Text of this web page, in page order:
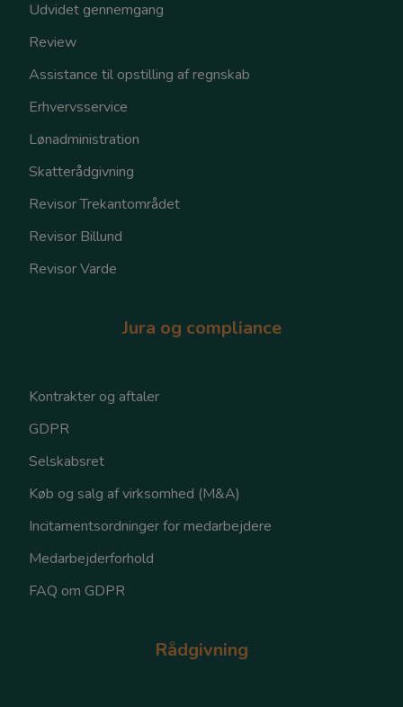
Udvidet gennemgang
Review
Assistance til opstilling af regnskab
Erhvervsservice
Lønadministration
Skatterådgivning
Revisor Trekantområdet
Revisor Billund
Revisor Varde
Jura og compliance
Kontrakter og aftaler
GDPR
Selskabsret
Køb og salg af virksomhed (M&A)
Incitamentsordninger for medarbejdere
Medarbejderforhold
FAQ om GDPR
Rådgivning